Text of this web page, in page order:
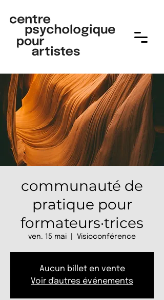
communauté de
pratique pour
formateurs·trices
ven. 15 mai Visioconférence
Aucun billet en vente
Voir d'autres événements